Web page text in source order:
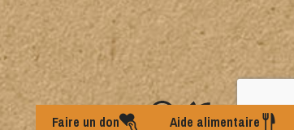
Faire un don Aide alimentaire